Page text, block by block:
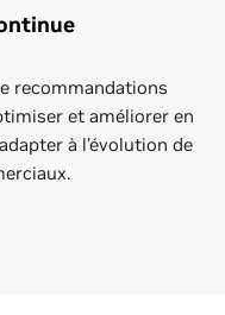
recommandations
et améliorer en
à l’évolution de